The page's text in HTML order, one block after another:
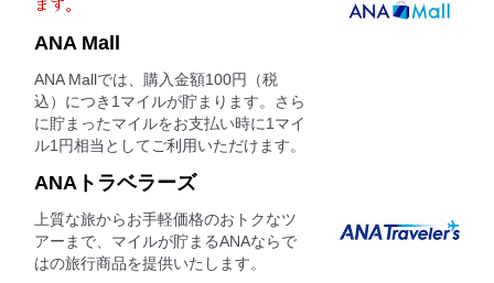
ます。
ANA Mall
ANA Mallでは、購入金額100円（税
込）につき1マイルが貯まります。さら
に貯まったマイルをお支払い時に1マイ
ル1円相当としてご利用いただけます。
ANAトラベラーズ
上質な旅からお手軽価格のおトクなツ
アーまで、マイルが貯まるANAならで
はの旅行商品を提供いたします。